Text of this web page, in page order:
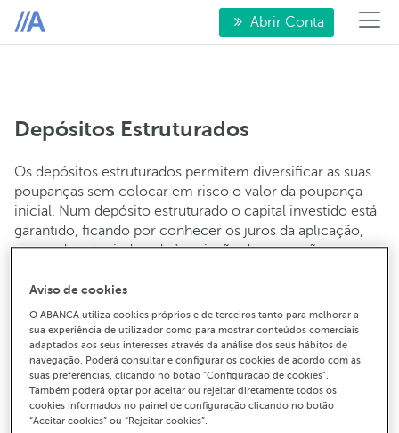
Abrir Conta
Depósitos Estruturados
Os depósitos estruturados permitem diversificar as suas
poupanças sem colocar em risco o valor da poupança
inicial. Num depósito estruturado o capital investido está
garantido, ficando por conhecer os juros da aplicação,
que pode estar indexada à variação de uma ação ou
matérias-primas.
Desta forma, através desta aplicação pode-se conseguir
exposição a mercados de maior risco e volatilidade sem
colocar em causa o valor inicial da poupança, uma vez
que a taxa de juro fica dependente do desempenho do
ativo subjacente.
Aviso de cookies
O ABANCA utiliza cookies próprios e de terceiros tanto para melhorar a
sua experiência de utilizador como para mostrar conteúdos comerciais
adaptados aos seus interesses através da análise dos seus hábitos de
navegação. Poderá consultar e configurar os cookies de acordo com as
suas preferências, clicando no botão "Configuração de cookies”.
Também poderá optar por aceitar ou rejeitar diretamente todos os
cookies informados no painel de configuração clicando no botão
“Aceitar cookies” ou “Rejeitar cookies”.